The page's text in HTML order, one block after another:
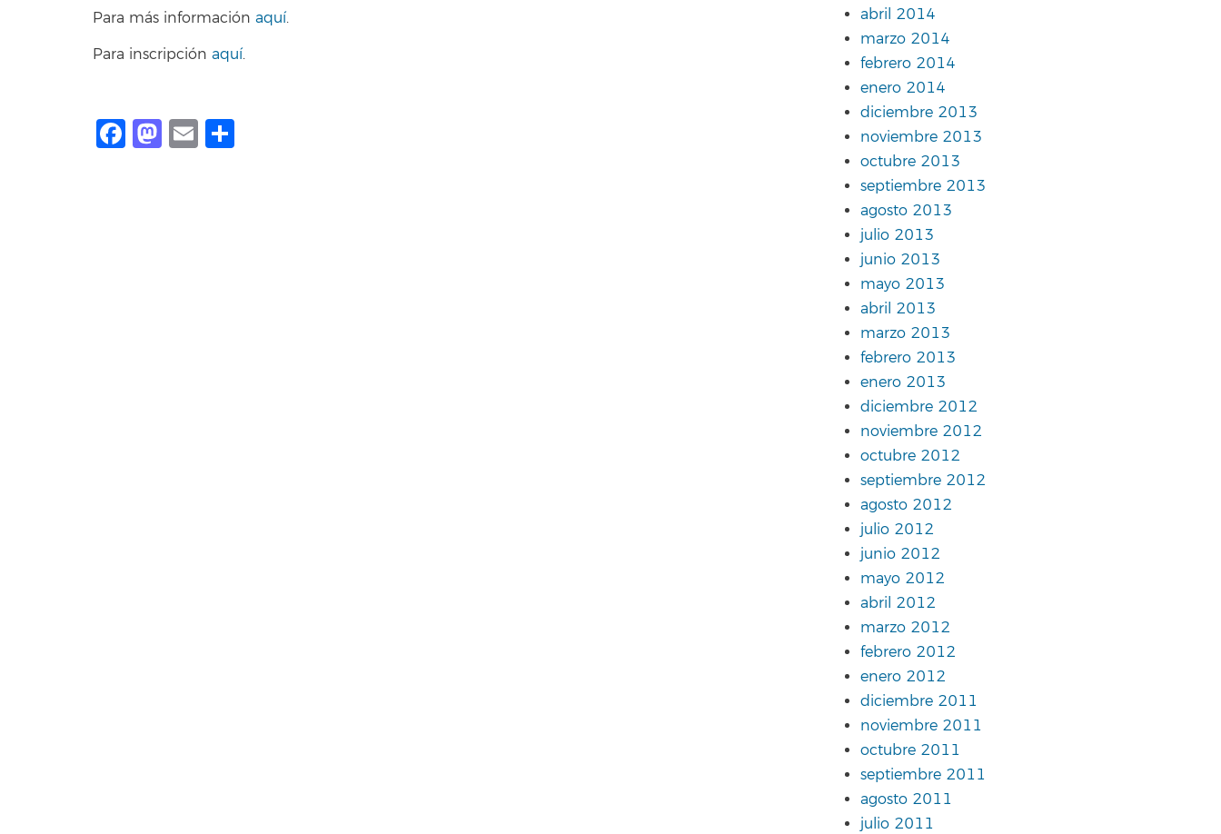
Para más información aquí.
Para inscripción aquí.
Facebook
Mastodon
Email
abril 2014
marzo 2014
febrero 2014
enero 2014
diciembre 2013
noviembre 2013
octubre 2013
septiembre 2013
agosto 2013
julio 2013
junio 2013
mayo 2013
abril 2013
marzo 2013
febrero 2013
enero 2013
diciembre 2012
noviembre 2012
octubre 2012
septiembre 2012
agosto 2012
julio 2012
junio 2012
mayo 2012
abril 2012
marzo 2012
febrero 2012
enero 2012
diciembre 2011
noviembre 2011
octubre 2011
septiembre 2011
agosto 2011
julio 2011